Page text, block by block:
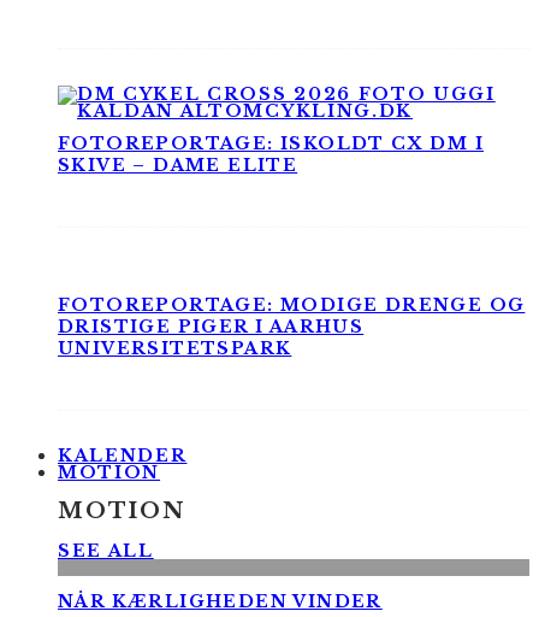
FOTOREPORTAGE: ISKOLDT CX DM I
SKIVE – DAME ELITE
FOTOREPORTAGE: MODIGE DRENGE OG
DRISTIGE PIGER I AARHUS
UNIVERSITETSPARK
KALENDER
MOTION
MOTION
SEE ALL
NÅR KÆRLIGHEDEN VINDER